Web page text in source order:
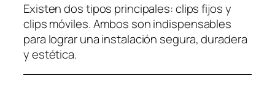
Existen dos tipos principales: clips fijos y
clips móviles. Ambos son indispensables
para lograr una instalación segura, duradera
y estética.